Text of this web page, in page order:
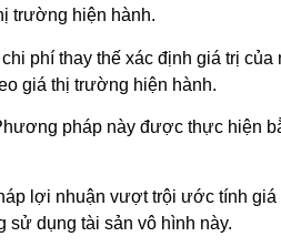
trường hiện hành.
phí thay thế xác định giá trị
giá thị trường hiện hành.
pháp này được thực hiện
lợi nhuận vượt trội ước tính
sử dụng tài sản vô hình này.